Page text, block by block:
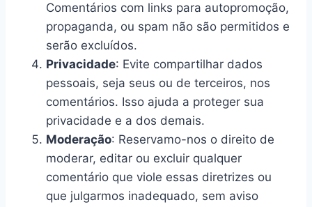
Comentários com links para autopromoção,
propaganda, ou spam não são permitidos e
serão excluídos.
Privacidade: Evite compartilhar dados
pessoais, seja seus ou de terceiros, nos
comentários. Isso ajuda a proteger sua
privacidade e a dos demais.
Moderação: Reservamo-nos o direito de
moderar, editar ou excluir qualquer
comentário que viole essas diretrizes ou
que julgarmos inadequado, sem aviso